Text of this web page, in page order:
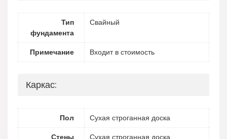
Тип
фундамента
Свайный
Примечание Входит в стоимость
Каркас:
Пол
Сухая строганная доска
Стены
Сухая строганная доска